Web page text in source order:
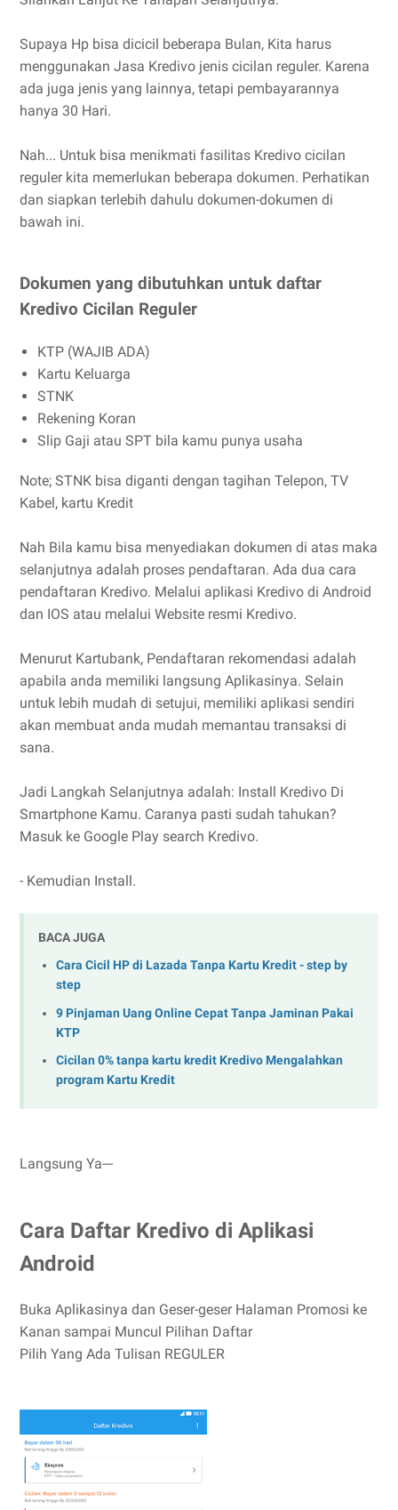
Supaya Hp bisa dicicil beberapa Bulan, Kita harus
menggunakan Jasa Kredivo jenis cicilan reguler. Karena
ada juga jenis yang lainnya, tetapi pembayarannya
hanya 30 Hari.
Nah... Untuk bisa menikmati fasilitas Kredivo cicilan
reguler kita memerlukan beberapa dokumen. Perhatikan
dan siapkan terlebih dahulu dokumen-dokumen di
bawah ini.
Dokumen yang dibutuhkan untuk daftar
Kredivo Cicilan Reguler
KTP (WAJIB ADA)
Kartu Keluarga
STNK
Rekening Koran
Slip Gaji atau SPT bila kamu punya usaha
Note; STNK bisa diganti dengan tagihan Telepon, TV
Kabel, kartu Kredit
Nah Bila kamu bisa menyediakan dokumen di atas maka
selanjutnya adalah proses pendaftaran. Ada dua cara
pendaftaran Kredivo. Melalui aplikasi Kredivo di Android
dan IOS atau melalui Website resmi Kredivo.
Menurut Kartubank, Pendaftaran rekomendasi adalah
apabila anda memiliki langsung Aplikasinya. Selain
untuk lebih mudah di setujui, memiliki aplikasi sendiri
akan membuat anda mudah memantau transaksi di
sana.
Jadi Langkah Selanjutnya adalah: Install Kredivo Di
Smartphone Kamu. Caranya pasti sudah tahukan?
Masuk ke Google Play search Kredivo.
- Kemudian Install.
BACA JUGA
Cara Cicil HP di Lazada Tanpa Kartu Kredit - step by
step
9 Pinjaman Uang Online Cepat Tanpa Jaminan Pakai
KTP
Cicilan 0% tanpa kartu kredit Kredivo Mengalahkan
program Kartu Kredit
Langsung Ya---
Cara Daftar Kredivo di Aplikasi
Android
Buka Aplikasinya dan Geser-geser Halaman Promosi ke
Kanan sampai Muncul Pilihan Daftar
Pilih Yang Ada Tulisan REGULER